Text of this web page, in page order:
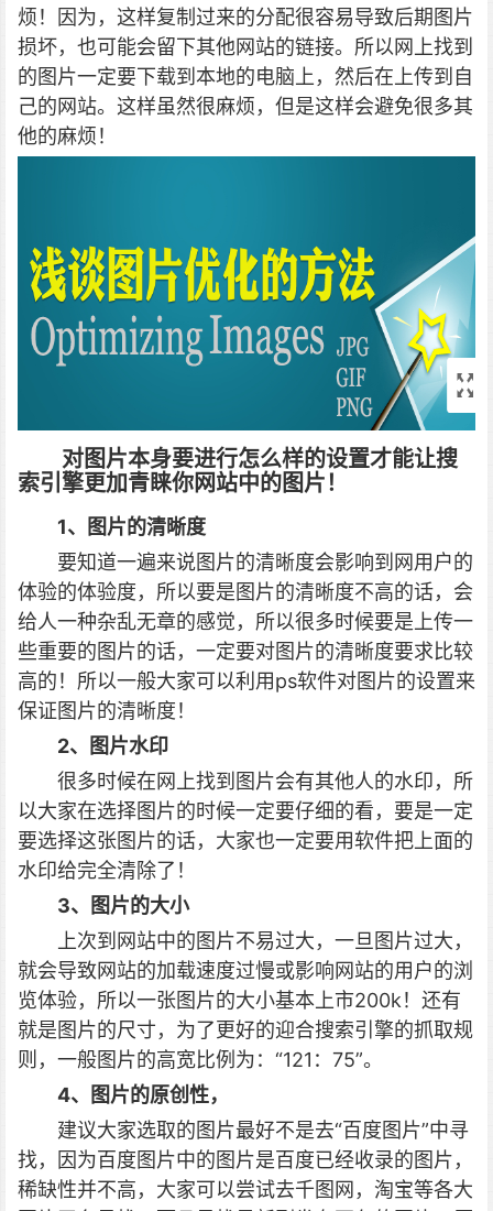
烦！因为，这样复制过来的分配很容易导致后期图片
损坏，也可能会留下其他网站的链接。所以网上找到
的图片一定要下载到本地的电脑上，然后在上传到自
己的网站。这样虽然很麻烦，但是这样会避免很多其
他的麻烦！
对图片本身要进行怎么样的设置才能让搜
索引擎更加青睐你网站中的图片！
1、图片的清晰度
要知道一遍来说图片的清晰度会影响到网用户的
体验的体验度，所以要是图片的清晰度不高的话，会
给人一种杂乱无章的感觉，所以很多时候要是上传一
些重要的图片的话，一定要对图片的清晰度要求比较
高的！所以一般大家可以利用ps软件对图片的设置来
保证图片的清晰度！
2、图片水印
很多时候在网上找到图片会有其他人的水印，所
以大家在选择图片的时候一定要仔细的看，要是一定
要选择这张图片的话，大家也一定要用软件把上面的
水印给完全清除了！
3、图片的大小
上次到网站中的图片不易过大，一旦图片过大，
就会导致网站的加载速度过慢或影响网站的用户的浏
览体验，所以一张图片的大小基本上市200k！还有
就是图片的尺寸，为了更好的迎合搜索引擎的抓取规
则，一般图片的高宽比例为：“121：75”。
4、图片的原创性，
建议大家选取的图片最好不是去“百度图片”中寻
找，因为百度图片中的图片是百度已经收录的图片，
稀缺性并不高，大家可以尝试去千图网，淘宝等各大